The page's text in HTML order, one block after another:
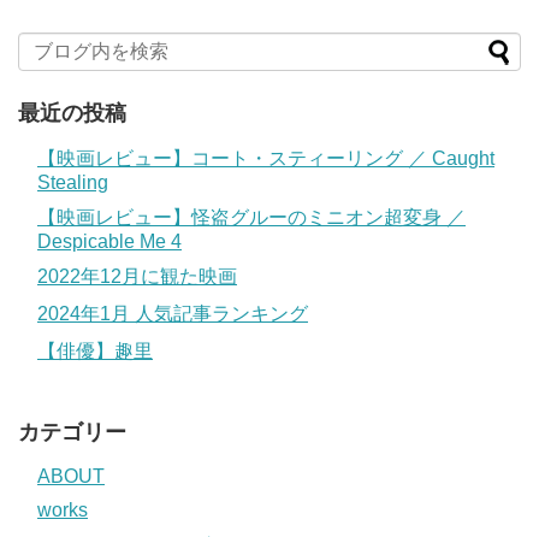
最近の投稿
【映画レビュー】コート・スティーリング ／ Caught
Stealing
【映画レビュー】怪盗グルーのミニオン超変身 ／
Despicable Me 4
2022年12月に観た映画
2024年1月 人気記事ランキング
【俳優】趣里
カテゴリー
ABOUT
works